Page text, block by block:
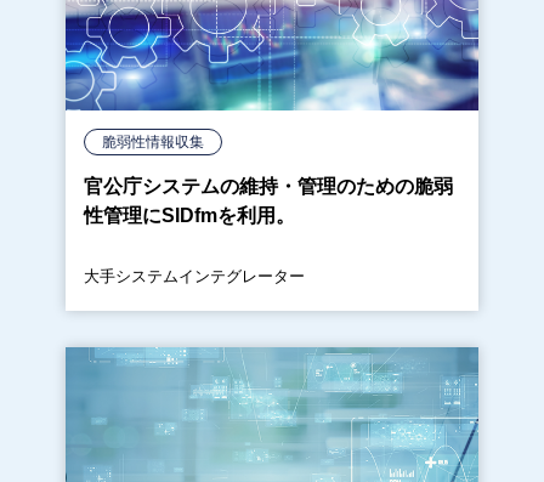
脆弱性情報収集
官公庁システムの維持・管理のための脆弱
性管理にSIDfmを利用。
大手システムインテグレーター